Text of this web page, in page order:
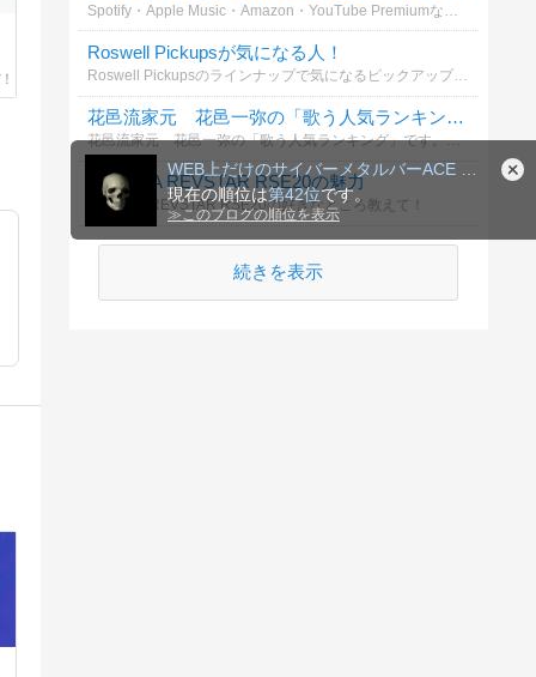
順位
Roswell Pickupsが気になる人！
Roswell Pickupsのラインナップで気になるピックアップの種類を教えて！
花邑流家元 花邑一弥の「歌う人気ランキング」
花邑流家元 花邑一弥の「歌う人気ランキング」です。皆様のご投票をお待ちしております。
YAMAHA REVSTAR RSE20の魅力
YAMAHA REVSTAR RSE20の好きなところ教えて！
続きを表示